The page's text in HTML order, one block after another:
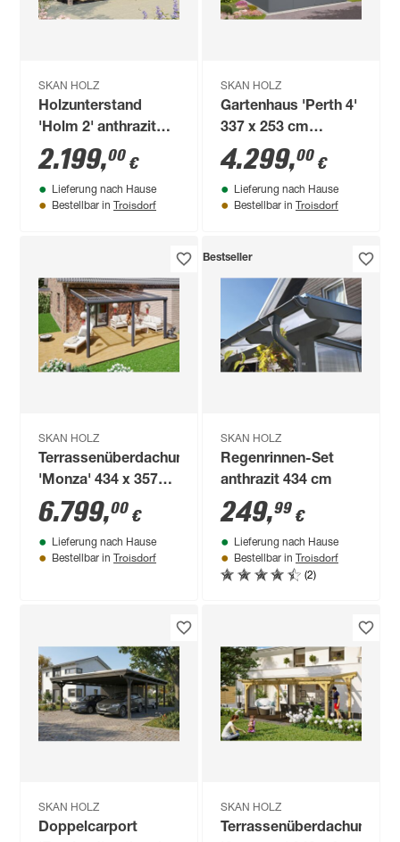
SKAN HOLZ
Holzunterstand
'Holm 2' anthrazit
500 x 144 cm
2.199,00 €
Lieferung nach Hause
Bestellbar in Troisdorf
SKAN HOLZ
Gartenhaus 'Perth 4'
337 x 253 cm
schiefergrau/telegrau
4.299,00 €
Lieferung nach Hause
Bestellbar in Troisdorf
SKAN HOLZ
Terrassenüberdachung
'Monza' 434 x 357
cm Aluminium
Verbundsicherheitsglas
anthrazit
6.799,00 €
Lieferung nach Hause
Bestellbar in Troisdorf
Bestseller
SKAN HOLZ
Regenrinnen-Set
anthrazit 434 cm
249,99 €
Lieferung nach Hause
Bestellbar in Troisdorf
(2)
SKAN HOLZ
Doppelcarport
SKAN HOLZ
Terrassenüberdachung